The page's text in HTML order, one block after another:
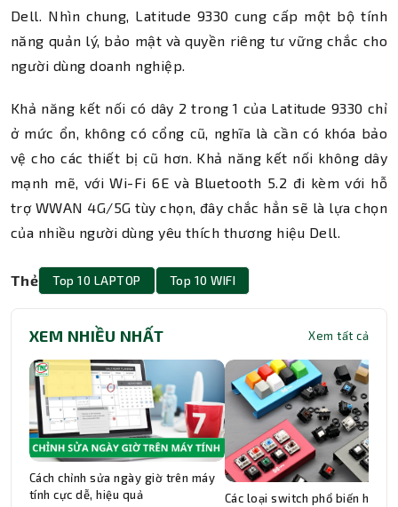
Dell. Nhìn chung, Latitude 9330 cung cấp một bộ tính
năng quản lý, bảo mật và quyền riêng tư vững chắc cho
người dùng doanh nghiệp.
Khả năng kết nối có dây 2 trong 1 của Latitude 9330 chỉ
ở mức ổn, không có cổng cũ, nghĩa là cần có khóa bảo
vệ cho các thiết bị cũ hơn. Khả năng kết nối không dây
mạnh mẽ, với Wi-Fi 6E và Bluetooth 5.2 đi kèm với hỗ
trợ WWAN 4G/5G tùy chọn, đây chắc hẳn sẽ là lựa chọn
của nhiều người dùng yêu thích thương hiệu Dell.
Thẻ Top 10 LAPTOP Top 10 WIFI
XEM NHIỀU NHẤT Xem tất cả
Cách chỉnh sửa ngày giờ trên máy
tính cực dễ, hiệu quả
Các loại switch phổ biến hiện